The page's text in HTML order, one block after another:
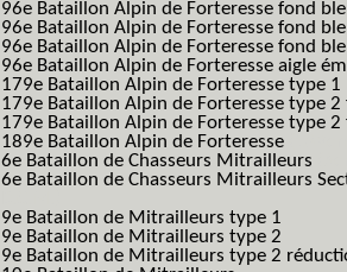
96e Bataillon Alpin de Forteresse fond
96e Bataillon Alpin de Forteresse fond
96e Bataillon Alpin de Forteresse fond
96e Bataillon Alpin de Forteresse aigle
179e Bataillon Alpin de Forteresse type 1
179e Bataillon Alpin de Forteresse type
179e Bataillon Alpin de Forteresse type
189e Bataillon Alpin de Forteresse
6e Bataillon de Chasseurs Mitrailleurs
6e Bataillon de Chasseurs Mitrailleurs
9e Bataillon de Mitrailleurs type 1
9e Bataillon de Mitrailleurs type 2
9e Bataillon de Mitrailleurs type 2